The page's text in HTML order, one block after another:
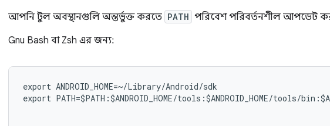
আপনি টুল অবস্থানগুলি অন্তর্ভুক্ত করতে PATH পরিবেশ পরিবর্তনশীল আপডেট
Gnu Bash বা Zsh এর জন্য:
export ANDROID_HOME=~/Library/Android/sdk
export PATH=$PATH:$ANDROID_HOME/tools:$ANDROID_HOME/tools/